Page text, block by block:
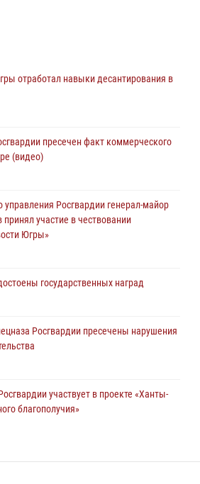
сбили дрон-разведчик ВСУ на южном
войск правопорядка почтили
Кирилловича Яковлева
ОМОН Росгвардии задержаны
мошенничестве
охраны Росгвардии отмечает
отработал навыки десантирования в
пресечен факт коммерческого
(видео)
управления Росгвардии генерал-майор
участие в чествовании
Югры»
государственных наград
Росгвардии пресечены нарушения
участвует в проекте «Ханты-
благополучия»